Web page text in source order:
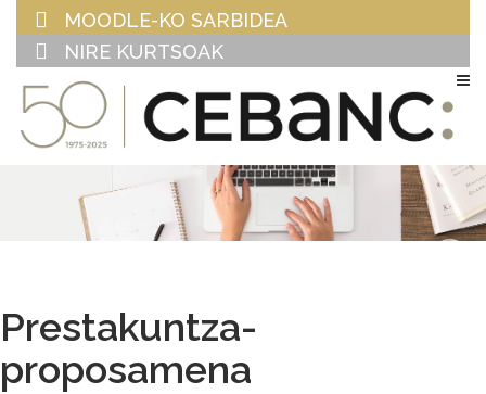
MOODLE-KO SARBIDEA
NIRE KURTSOAK
Prestakuntza-
proposamena